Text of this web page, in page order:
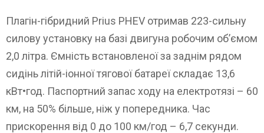
Плагін-гібридний Prius PHEV отримав 223-сильну
силову установку на базі двигуна робочим об’ємом
2,0 літра. Ємність встановленої за заднім рядом
сидінь літій-іонної тягової батареї складає 13,6
кВт•год. Паспортний запас ходу на електротязі – 60
км, на 50% більше, ніж у попередника. Час
прискорення від 0 до 100 км/год – 6,7 секунди.